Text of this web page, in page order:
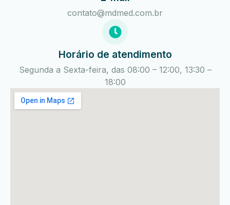
contato@mdmed.com.br
Horário de atendimento
Segunda a Sexta-feira, das 08:00 – 12:00, 13:30 –
18:00